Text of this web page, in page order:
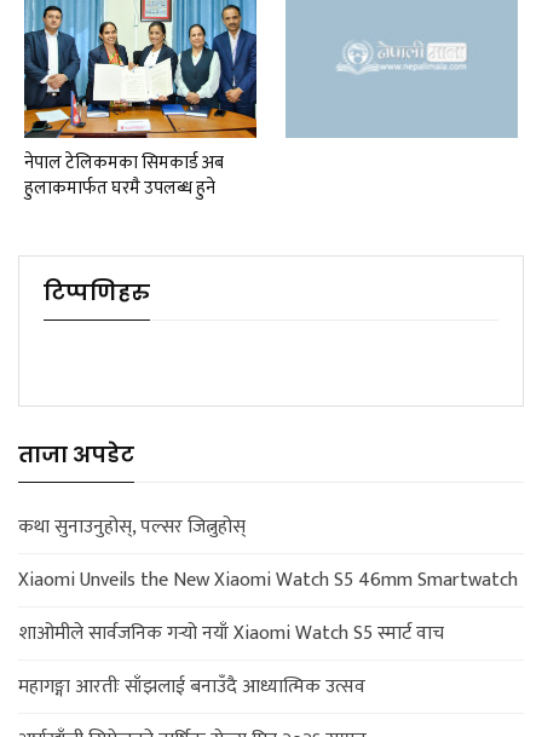
नेपाल टेलिकमका सिमकार्ड अब
हुलाकमार्फत घरमै उपलब्ध हुने
टिप्पणिहरु
ताजा अपडेट
कथा सुनाउनुहोस्, पल्सर जित्नुहोस्
Xiaomi Unveils the New Xiaomi Watch S5 46mm Smartwatch
शाओमीले सार्वजनिक गर्‍यो नयाँ Xiaomi Watch S5 स्मार्ट वाच
महागङ्गा आरतीः साँझलाई बनाउँदै आध्यात्मिक उत्सव